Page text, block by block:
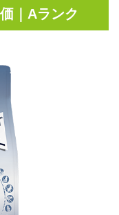
｜Aランク